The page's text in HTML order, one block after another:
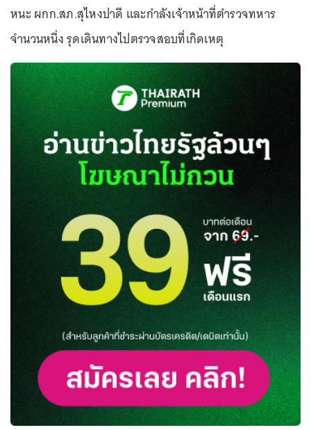
หนะ ผกก.สภ.สุไหงปาดี และกำลังเจ้าหน้าที่ตำรวจทหาร
จำนวนหนึ่ง รุดเดินทางไปตรวจสอบที่เกิดเหตุ